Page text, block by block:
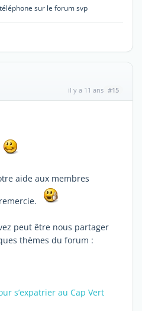
sur le forum svp
il y a 11 ans #15
aide aux membres
peut être nous partager
thèmes du forum :
s’expatrier au Cap Vert